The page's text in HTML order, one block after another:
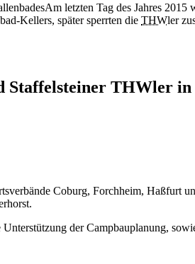
Am letzten Tag des Jahres
Kellers, später sperrten die THWler
Staffelsteiner THWler
der Campbauplanung,